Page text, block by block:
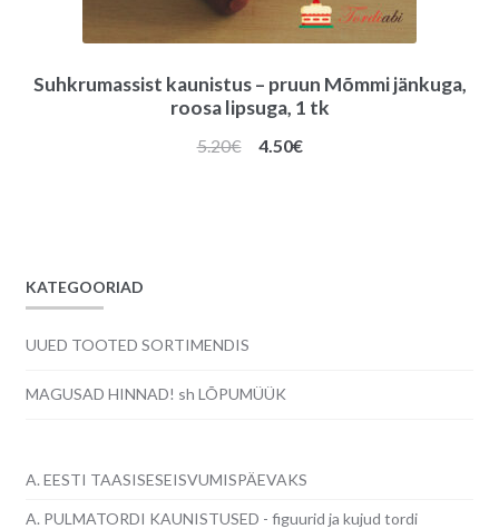
Suhkrumassist kaunistus – pruun Mõmmi jänkuga,
roosa lipsuga, 1 tk
5.20€
Algne
4.50€Praegune
KATEGOORIAD
UUED TOOTED SORTIMENDIS
MAGUSAD HINNAD! sh LÕPUMÜÜK
A. EESTI TAASISESEISVUMISPÄEVAKS
A. PULMATORDI KAUNISTUSED - figuurid ja kujud tordi